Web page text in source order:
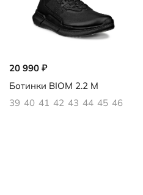
20 990 ₽
Ботинки BIOM 2.2 M
39 40 41 42 43 44 45 46